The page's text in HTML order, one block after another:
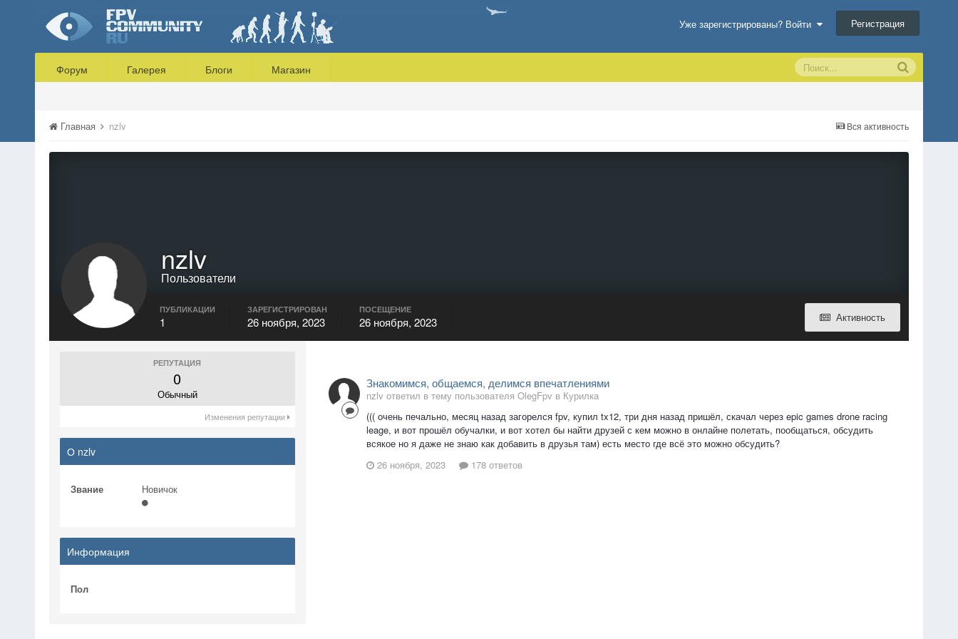
Уже зарегистрированы? Войти Регистрация
Форум Галерея Блоги Магазин
Вся активность
Главная nzlv
nzlv
Пользователи
Активность
ПУБЛИКАЦИИ
1
ЗАРЕГИСТРИРОВАН
26 ноября, 2023
ПОСЕЩЕНИЕ
26 ноября, 2023
РЕПУТАЦИЯ
0
Обычный
Изменения репутации
О nzlv
Звание Новичок
Информация
Пол
Знакомимся, общаемся, делимся впечатлениями
nzlv ответил в тему пользователя OlegFpv в Курилка
((( очень печально, месяц назад загорелся fpv, купил tx12, три дня назад пришёл, скачал через epic games drone racing
leage, и вот прошёл обучалки, и вот хотел бы найти друзей с кем можно в онлайне полетать, пообщаться, обсудить
всякое но я даже не знаю как добавить в друзья там) есть место где всё это можно обсудить?
26 ноября, 2023
178 ответов